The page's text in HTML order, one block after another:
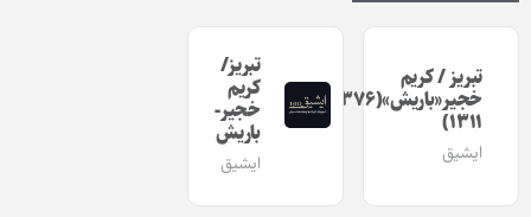
تبریز / کریم
۱۳۱۱)
ایشیق
تبریز/
کریم
خجیر-
باریش
ایشیق